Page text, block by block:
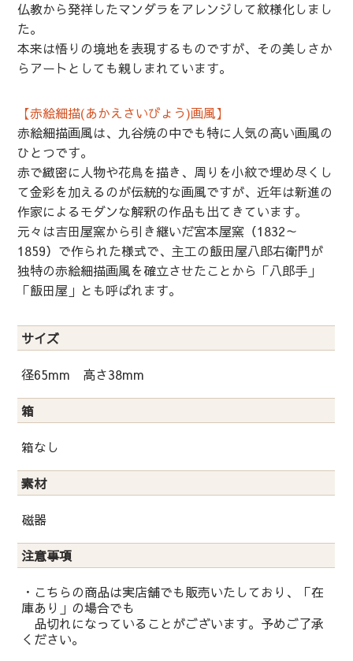
仏教から発祥したマンダラをアレンジして紋様化しまし
た。
本来は悟りの境地を表現するものですが、その美しさか
らアートとしても親しまれています。
【赤絵細描(あかえさいびょう)画風】
赤絵細描画風は、九谷焼の中でも特に人気の高い画風の
ひとつです。
赤で緻密に人物や花鳥を描き、周りを小紋で埋め尽くし
て金彩を加えるのが伝統的な画風ですが、近年は新進の
作家によるモダンな解釈の作品も出てきています。
元々は吉田屋窯から引き継いだ宮本屋窯（1832～
1859）で作られた様式で、主工の飯田屋八郎右衛門が
独特の赤絵細描画風を確立させたことから「八郎手」
「飯田屋」とも呼ばれます。
サイズ
径65mm 高さ38mm
箱
箱なし
素材
磁器
注意事項
・こちらの商品は実店舗でも販売いたしており、「在
庫あり」の場合でも
品切れになっていることがございます。予めご了承
ください。